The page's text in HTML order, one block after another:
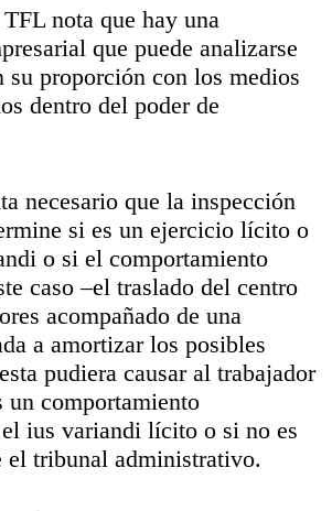
nota que hay una
que puede analizarse
su proporción con los medios
dentro del poder de
necesario que la inspección
si es un ejercicio lícito o
o si el comportamiento
caso –el traslado del centro
acompañado de una
a amortizar los posibles
pudiera causar al trabajador
un comportamiento
ius variandi lícito o si no es
el tribunal administrativo.